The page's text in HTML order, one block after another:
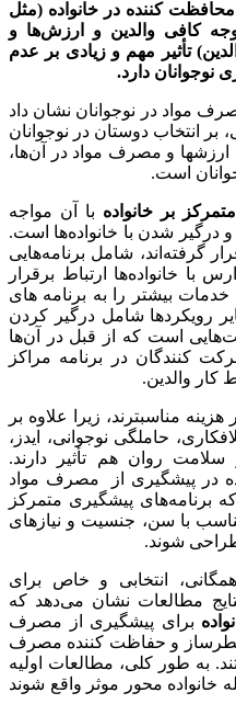
کننده در خانواده (مثل
کافی والدین و ارزش‌ها و
تأثیر مهم و زیادی بر عدم
دارد.
مواد در نوجوانان نشان داد
انتخاب دوستان در نوجوانان
ارزش­ها و مصرف مواد در آن‌ها،
است.
بر خانواده با آن مواجه
و درگیر شدن با خانواده‌ها است.
گرفته‌اند، شامل برنامه‌هایی
خانواده‌ها ارتباط برقرار
خدمات بیشتر را به برنامه­ های
رویکردها شامل درگیر کردن
است که از قبل در آن‌ها
کنندگان در برنامه مراکز
کار والدین.
هزینه مناسب­ترند، زیرا علاوه بر
حاملگی نوجوانی، ایدز،
روان هم تأثیر دارند.
در پیشگیری از مصرف مواد
برنامه‌های پیشگیری متمرکز
با سن، جنسیت و نیازهای
شوند.
انتخابی و خاص برای
مطالعات نشان می‌دهد که
برای پیشگیری از مصرف
خطرساز و حفاظت کننده مصرف
به طور کلی، مطالعات اولیه
خانواده محور موثر واقع شوند